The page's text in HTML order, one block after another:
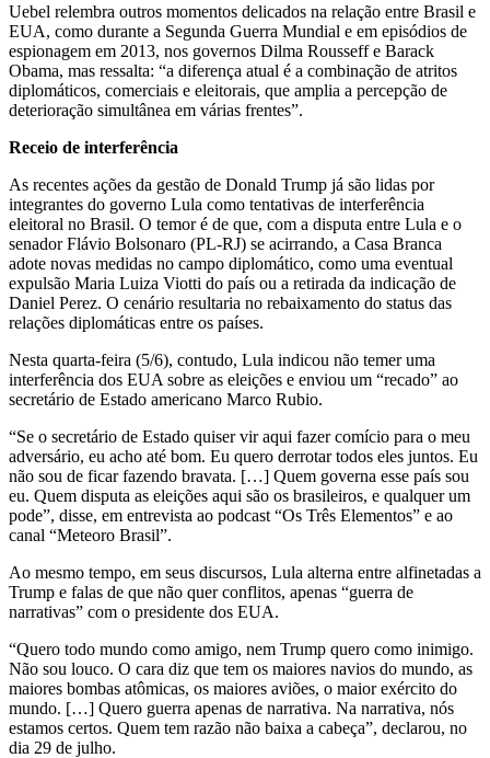
Uebel relembra outros momentos delicados na relação entre Brasil e
EUA, como durante a Segunda Guerra Mundial e em episódios de
espionagem em 2013, nos governos Dilma Rousseff e Barack
Obama, mas ressalta: “a diferença atual é a combinação de atritos
diplomáticos, comerciais e eleitorais, que amplia a percepção de
deterioração simultânea em várias frentes”.
Receio de interferência
As recentes ações da gestão de Donald Trump já são lidas por
integrantes do governo Lula como tentativas de interferência
eleitoral no Brasil. O temor é de que, com a disputa entre Lula e o
senador Flávio Bolsonaro (PL-RJ) se acirrando, a Casa Branca
adote novas medidas no campo diplomático, como uma eventual
expulsão Maria Luiza Viotti do país ou a retirada da indicação de
Daniel Perez. O cenário resultaria no rebaixamento do status das
relações diplomáticas entre os países.
Nesta quarta-feira (5/6), contudo, Lula indicou não temer uma
interferência dos EUA sobre as eleições e enviou um “recado” ao
secretário de Estado americano Marco Rubio.
“Se o secretário de Estado quiser vir aqui fazer comício para o meu
adversário, eu acho até bom. Eu quero derrotar todos eles juntos. Eu
não sou de ficar fazendo bravata. […] Quem governa esse país sou
eu. Quem disputa as eleições aqui são os brasileiros, e qualquer um
pode”, disse, em entrevista ao podcast “Os Três Elementos” e ao
canal “Meteoro Brasil”.
Ao mesmo tempo, em seus discursos, Lula alterna entre alfinetadas a
Trump e falas de que não quer conflitos, apenas “guerra de
narrativas” com o presidente dos EUA.
“Quero todo mundo como amigo, nem Trump quero como inimigo.
Não sou louco. O cara diz que tem os maiores navios do mundo, as
maiores bombas atômicas, os maiores aviões, o maior exército do
mundo. […] Quero guerra apenas de narrativa. Na narrativa, nós
estamos certos. Quem tem razão não baixa a cabeça”, declarou, no
dia 29 de julho.